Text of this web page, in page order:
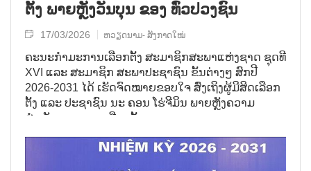
ຕັ້ງ ພາຍຫຼັງວັນບຸນ ຂອງ ທົ່ວປວງຊົນ
17/03/2026 ຫວຽດນາມ- ສັງກາດໃໝ່
ຄະນະກຳມະການເລືອກຕັ້ງ ສະມາຊິກສະພາແຫ່ງຊາດ ຊຸດທີ
XVI ແລະ ສະມາຊິກ ສະພາປະຊາຊົນ ຂັ້ນຕ່າງໆ ສົກປີ
2026-2031 ໄດ້ ເຮັດຈົດໝາຍຂອບໃຈ ສົ່ງເຖິງຜູ້ມີສິດເລືອກ
ຕັ້ງ ແລະ ປະຊາຊົນ ນະ ຄອນ ໂຮ່ຈີມິນ ພາຍຫຼັງຄວາມ
ສຳເລັດ ຂອງ ການເລືອກຕັ້ງ.